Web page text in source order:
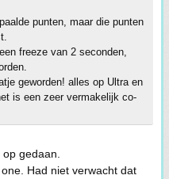
punten, maar die punten
freeze van 2 seconden,
geworden! alles op Ultra en
is een zeer vermakelijk co-
gedaan.
Had niet verwacht dat